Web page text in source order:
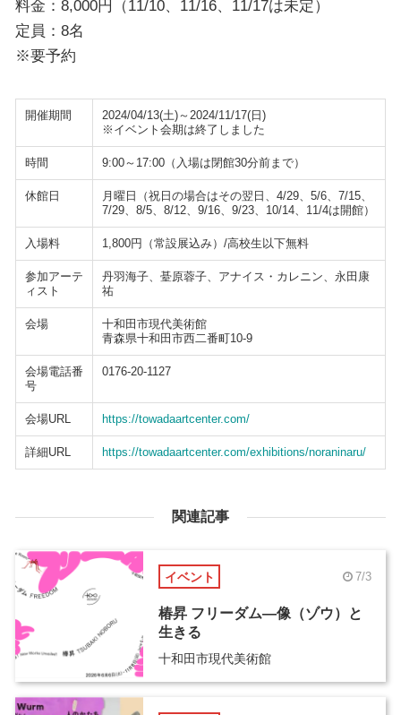
料金：8,000円（11/10、11/16、11/17は未定）
定員：8名
※要予約
開催期間
2024/04/13(土)～2024/11/17(日)
※イベント会期は終了しました
時間 9:00～17:00（入場は閉館30分前まで）
休館日
月曜日（祝日の場合はその翌日、4/29、5/6、7/15、
7/29、8/5、8/12、9/16、9/23、10/14、11/4は開館）
入場料 1,800円（常設展込み）/高校生以下無料
参加アーテ
ィスト
丹羽海子、䑓原蓉子、アナイス・カレニン、永田康
祐
会場
十和田市現代美術館
青森県十和田市西二番町10-9
会場電話番
号
0176-20-1127
会場URL https://towadaartcenter.com/
詳細URL https://towadaartcenter.com/exhibitions/noraninaru/
関連記事
イベント 7/3
椿昇 フリーダム―像（ゾウ）と
生きる
十和田市現代美術館